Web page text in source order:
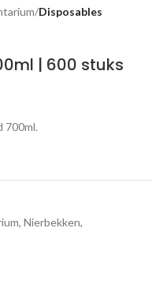
Disposables
| 600 stuks
700ml.
, Nierbekken,